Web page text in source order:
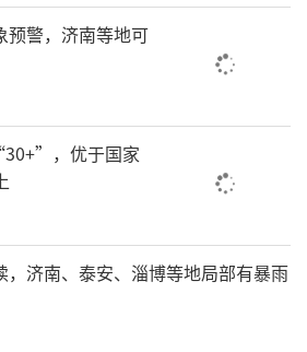
预警，济南等地可
，优于国家
，济南、泰安、淄博等地局部有暴雨